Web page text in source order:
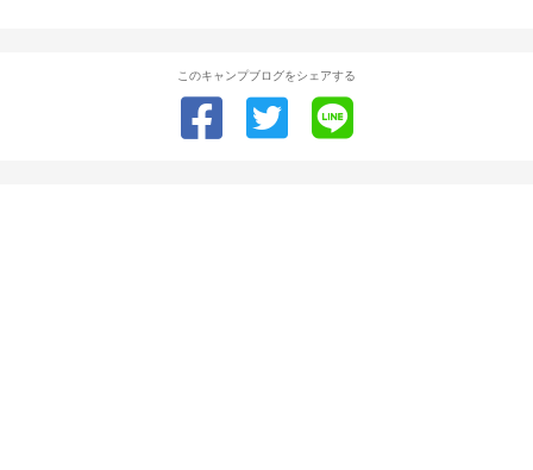
このキャンプブログをシェアする